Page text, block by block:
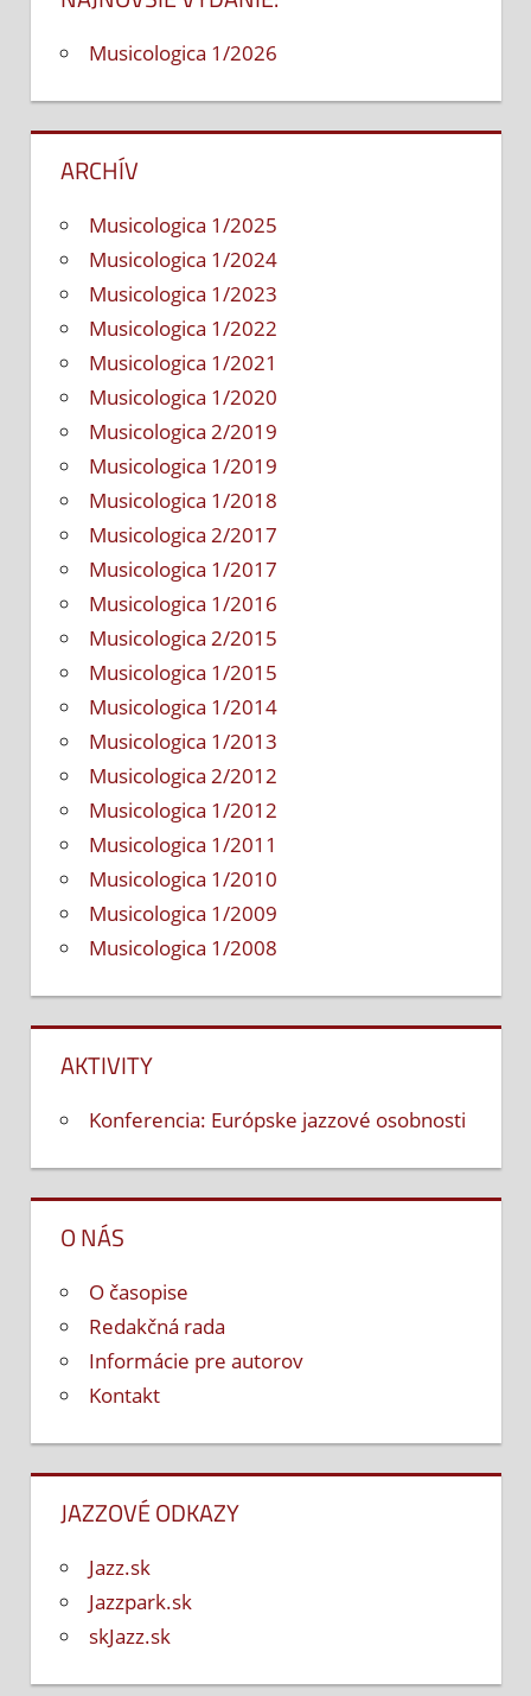
Musicologica 1/2026
ARCHÍV
Musicologica 1/2025
Musicologica 1/2024
Musicologica 1/2023
Musicologica 1/2022
Musicologica 1/2021
Musicologica 1/2020
Musicologica 2/2019
Musicologica 1/2019
Musicologica 1/2018
Musicologica 2/2017
Musicologica 1/2017
Musicologica 1/2016
Musicologica 2/2015
Musicologica 1/2015
Musicologica 1/2014
Musicologica 1/2013
Musicologica 2/2012
Musicologica 1/2012
Musicologica 1/2011
Musicologica 1/2010
Musicologica 1/2009
Musicologica 1/2008
AKTIVITY
Konferencia: Európske jazzové osobnosti
O NÁS
O časopise
Redakčná rada
Informácie pre autorov
Kontakt
JAZZOVÉ ODKAZY
Jazz.sk
Jazzpark.sk
skJazz.sk